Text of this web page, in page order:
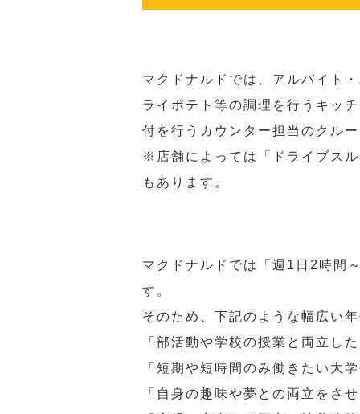
マクドナルドでは、アルバイト
ライポテト等の調理を行うキッ
付を行うカウンター担当のクル
※店舗によっては「ドライブス
もあります。
マクドナルドでは「週1日2時間
す。
そのため、下記のような幅広い
「部活動や学校の授業と両立し
「短期や短時間のみ働きたい大
「自身の趣味や夢との両立をさ